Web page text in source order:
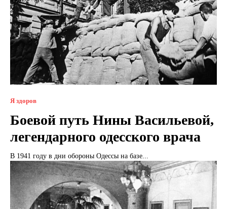
Я здоров
Боевой путь Нины Васильевой,
легендарного одесского врача
В 1941 году в дни обороны Одессы на базе...